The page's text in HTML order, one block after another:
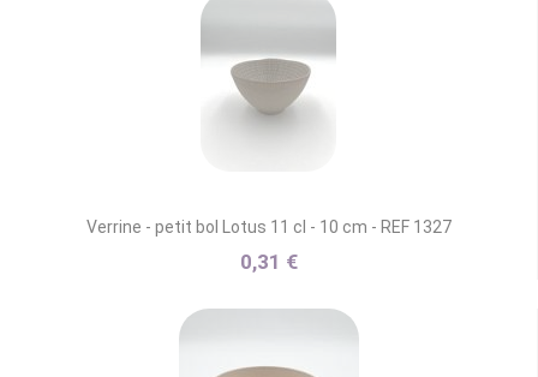
Verrine - petit bol Lotus 11 cl - 10 cm - REF 1327
0,31 €